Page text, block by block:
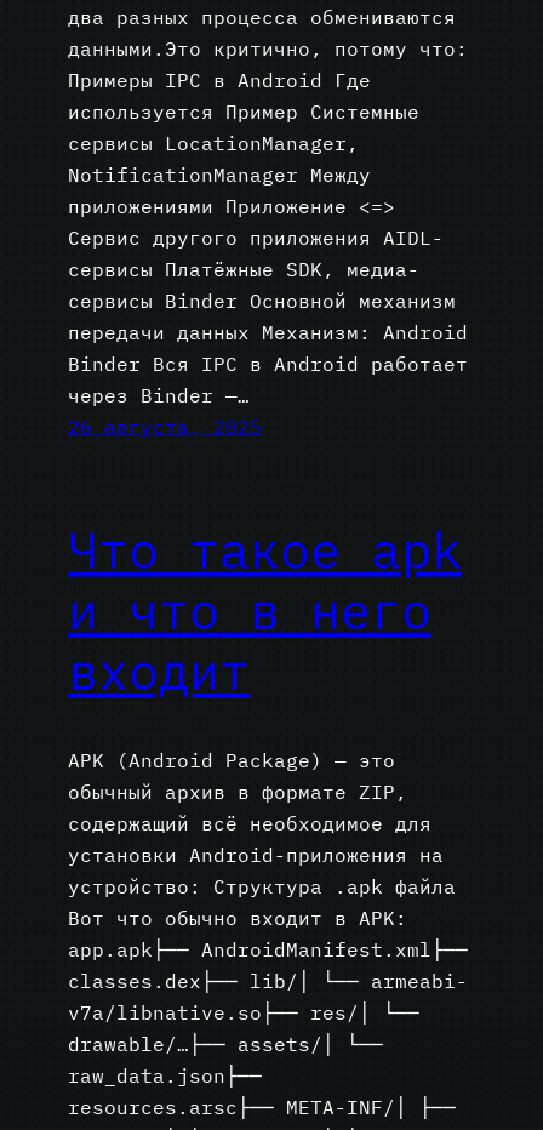
два разных процесса обмениваются
данными.Это критично, потому что:
Примеры IPC в Android Где
используется Пример Системные
сервисы LocationManager,
NotificationManager Между
приложениями Приложение <=>
Сервис другого приложения AIDL-
сервисы Платёжные SDK, медиа-
сервисы Binder Основной механизм
передачи данных Механизм: Android
Binder Вся IPC в Android работает
через Binder —…
26 августа, 2025
Что такое apk
и что в него
входит
APK (Android Package) — это
обычный архив в формате ZIP,
содержащий всё необходимое для
установки Android-приложения на
устройство: Структура .apk файла
Вот что обычно входит в APK:
app.apk├── AndroidManifest.xml├──
classes.dex├── lib/│ └── armeabi-
v7a/libnative.so├── res/│ └──
drawable/…├── assets/│ └──
raw_data.json├──
resources.arsc├── META-INF/│ ├──